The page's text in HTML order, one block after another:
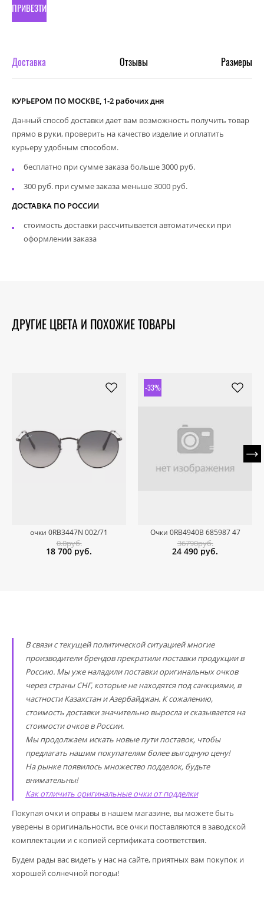
ПРИВЕЗТИ
ЗАКАЗ
Доставка Отзывы Размеры
КУРЬЕРОМ ПО МОСКВЕ, 1-2 рабочих дня
Данный способ доставки дает вам возможность получить товар
прямо в руки, проверить на качество изделие и оплатить
курьеру удобным способом.
бесплатно при сумме заказа больше 3000 руб.
300 руб. при сумме заказа меньше 3000 руб.
ДОСТАВКА ПО РОССИИ
стоимость доставки рассчитывается автоматически при
оформлении заказа
ДРУГИЕ ЦВЕТА И ПОХОЖИЕ ТОВАРЫ
очки 0RB3447N 002/71
0.0руб.
18 700 руб.
-33%
Очки 0RB4940B 685987 47
36790руб.
24 490 руб.
В связи с текущей политической ситуацией многие
производители брендов прекратили поставки продукции в
Россию. Мы уже наладили поставки оригинальных очков
через страны СНГ, которые не находятся под санкциями, в
частности Казахстан и Азербайджан. К сожалению,
стоимость доставки значительно выросла и сказывается на
стоимости очков в России.
Мы продолжаем искать новые пути поставок, чтобы
предлагать нашим покупателям более выгодную цену!
На рынке появилось множество подделок, будьте
внимательны!
Как отличить оригинальные очки от подделки
Покупая очки и оправы в нашем магазине, вы можете быть
уверены в оригинальности, все очки поставляются в заводской
комплектации и с копией сертификата соответствия.
Будем рады вас видеть у нас на сайте, приятных вам покупок и
хорошей солнечной погоды!